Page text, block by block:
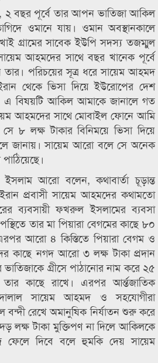
২ বছর পূর্বে তার আপন ভাতিজা আকিল
ওমানে যায়। ওমান অবস্থানকালে
গ্রামের সাবেক ইউপি সদস্য তজম্মুল
আহমদের সাথে বছর খানেক পূর্বে
পরিচয়ের সূত্র ধরে সায়েম আহমদ
থেকে ভিসা দিয়ে ইউরোপের দেশ
এ বিষয়টি আকিল আমাকে জানালে গত
আহমদের সাথে মোবাইল ফোনে আমি
৮ লক্ষ টাকার বিনিময়ে ভিসা দিয়ে
জানায়। সায়েম আরো বলে সে অনেক
আরো বলেন, কথাবার্তা চূড়ান্ত
প্রবাসী সায়েম আহমদের কথামতো
ব্যবসায়ী ফখরুল ইসলামের ব্যবসা
তার মা পিয়ারা বেগমের কাছে ৮০
আরো ৪ কিস্তিতে পিয়ারা বেগম ও
কাছে নগদ আরো ৩ লক্ষ টাকা প্রদান
গ্রীসে পাঠানোর নাম করে ২৫
কাছে রাখে। এরপর আর্ন্তজাতিক
দালাল সায়েম আহমদ ও সহযোগীরা
বন্দী রেখে অমানুষিক নির্যাতন শুরু করে
লক্ষ টাকা মুক্তিপণ না দিলে আকিলকে
ফেলে দিবে বলে হুমকি দেয় সায়েম